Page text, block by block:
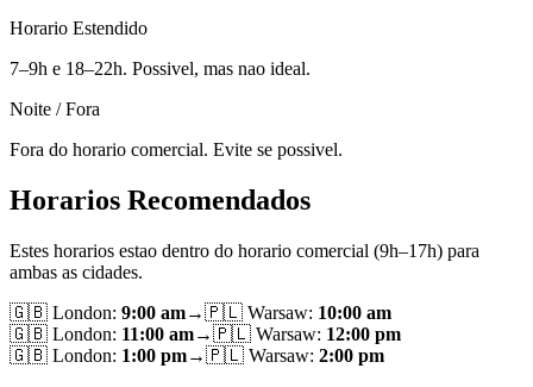
Horario Estendido
7–9h e 18–22h. Possivel, mas nao ideal.
Noite / Fora
Fora do horario comercial. Evite se possivel.
Horarios Recomendados
Estes horarios estao dentro do horario comercial (9h–17h) para
ambas as cidades.
🇬🇧 London: 9:00 am→🇵🇱 Warsaw: 10:00 am
🇬🇧 London: 11:00 am→🇵🇱 Warsaw: 12:00 pm
🇬🇧 London: 1:00 pm→🇵🇱 Warsaw: 2:00 pm